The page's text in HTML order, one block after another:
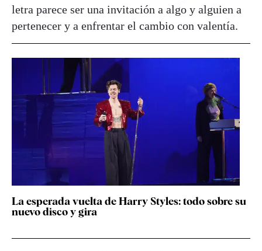
letra parece ser una invitación a algo y alguien a
pertenecer y a enfrentar el cambio con valentía.
La esperada vuelta de Harry Styles: todo sobre su
nuevo disco y gira